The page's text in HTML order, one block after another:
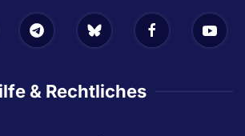
& Rechtliches